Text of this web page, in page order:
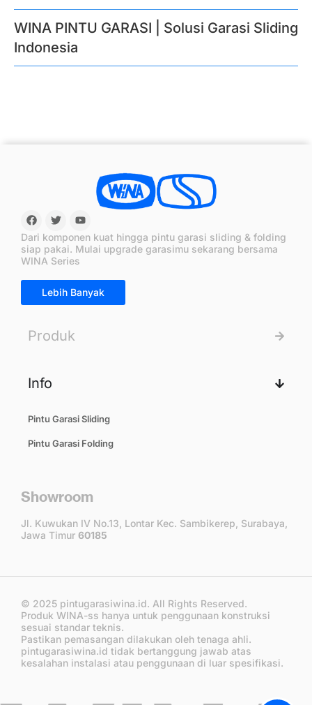
WINA PINTU GARASI | Solusi Garasi Sliding
Indonesia
Dari komponen kuat hingga pintu garasi sliding & folding
siap pakai. Mulai upgrade garasimu sekarang bersama
WINA Series
Lebih Banyak
Produk
Info
Pintu Garasi Sliding
Pintu Garasi Folding
Showroom
Jl. Kuwukan IV No.13, Lontar Kec. Sambikerep, Surabaya,
Jawa Timur 60185
© 2025 pintugarasiwina.id. All Rights Reserved.
Produk WINA-ss hanya untuk penggunaan konstruksi
sesuai standar teknis.
Pastikan pemasangan dilakukan oleh tenaga ahli.
pintugarasiwina.id tidak bertanggung jawab atas
kesalahan instalasi atau penggunaan di luar spesifikasi.